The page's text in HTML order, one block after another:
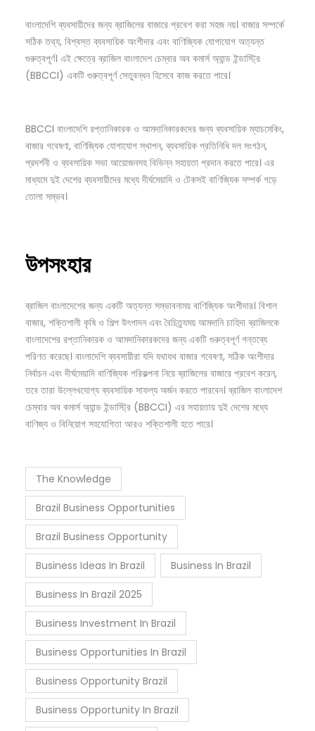
বাংলাদেশি ব্যবসায়ীদের জন্য ব্রাজিলের বাজারে প্রবেশ করা সহজ নয়। বাজার সম্পর্কে
সঠিক তথ্য, বিশ্বস্ত ব্যবসায়িক অংশীদার এবং বাণিজ্যিক যোগাযোগ অত্যন্ত
গুরুত্বপূর্ণ। এই ক্ষেত্রে ব্রাজিল বাংলাদেশ চেম্বার অব কমার্স অ্যান্ড ইন্ডাস্ট্রি
(BBCCI) একটি গুরুত্বপূর্ণ সেতুবন্ধন হিসেবে কাজ করতে পারে।
BBCCI বাংলাদেশি রপ্তানিকারক ও আমদানিকারকদের জন্য ব্যবসায়িক ম্যাচমেকিং,
বাজার গবেষণা, বাণিজ্যিক যোগাযোগ স্থাপন, ব্যবসায়িক প্রতিনিধি দল সংগঠন,
প্রদর্শনী ও ব্যবসায়িক সভা আয়োজনসহ বিভিন্ন সহায়তা প্রদান করতে পারে। এর
মাধ্যমে দুই দেশের ব্যবসায়ীদের মধ্যে দীর্ঘমেয়াদি ও টেকসই বাণিজ্যিক সম্পর্ক গড়ে
তোলা সম্ভব।
উপসংহার
ব্রাজিল বাংলাদেশের জন্য একটি অত্যন্ত সম্ভাবনাময় বাণিজ্যিক অংশীদার। বিশাল
বাজার, শক্তিশালী কৃষি ও শিল্প উৎপাদন এবং বৈচিত্র্যময় আমদানি চাহিদা ব্রাজিলকে
বাংলাদেশের রপ্তানিকারক ও আমদানিকারকদের জন্য একটি গুরুত্বপূর্ণ গন্তব্যে
পরিণত করেছে। বাংলাদেশি ব্যবসায়ীরা যদি যথাযথ বাজার গবেষণা, সঠিক অংশীদার
নির্বাচন এবং দীর্ঘমেয়াদি বাণিজ্যিক পরিকল্পনা নিয়ে ব্রাজিলের বাজারে প্রবেশ করেন,
তবে তারা উল্লেখযোগ্য ব্যবসায়িক সাফল্য অর্জন করতে পারবেন। ব্রাজিল বাংলাদেশ
চেম্বার অব কমার্স অ্যান্ড ইন্ডাস্ট্রি (BBCCI) এর সহায়তায় দুই দেশের মধ্যে
বাণিজ্য ও বিনিয়োগ সহযোগিতা আরও শক্তিশালী হতে পারে।
The Knowledge
Brazil Business Opportunities
Brazil Business Opportunity
Business Ideas In Brazil Business In Brazil
Business In Brazil 2025
Business Investment In Brazil
Business Opportunities In Brazil
Business Opportunity Brazil
Business Opportunity In Brazil